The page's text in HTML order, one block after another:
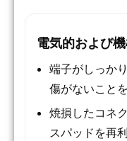
電気的および
端子がしっか
傷がないこと
焼損したコネ
スパッドを再